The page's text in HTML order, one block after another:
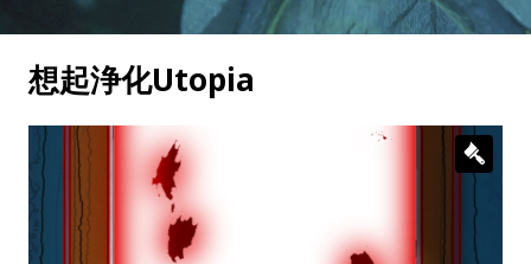
想起浄化Utopia